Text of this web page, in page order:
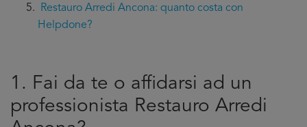
Restauro Arredi Ancona: quanto costa con
Helpdone?
1. Fai da te o affidarsi ad un
professionista Restauro Arredi